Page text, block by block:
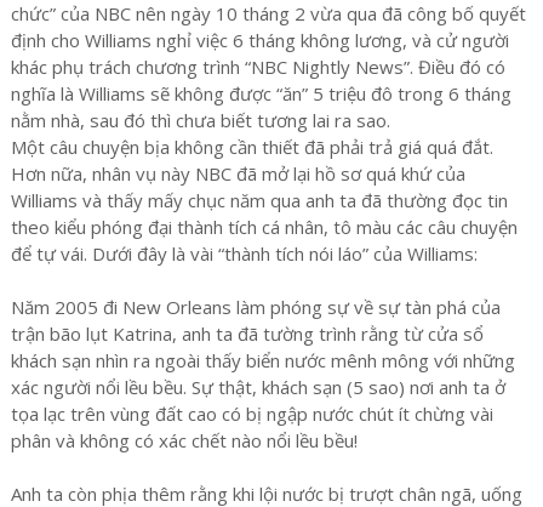
chức” của NBC nên ngày 10 tháng 2 vừa qua đã công bố quyết
định cho Williams nghỉ việc 6 tháng không lương, và cử người
khác phụ trách chương trình “NBC Nightly News”. Điều đó có
nghĩa là Williams sẽ không được “ăn” 5 triệu đô trong 6 tháng
nằm nhà, sau đó thì chưa biết tương lai ra sao.
Một câu chuyện bịa không cần thiết đã phải trả giá quá đắt.
Hơn nữa, nhân vụ này NBC đã mở lại hồ sơ quá khứ của
Williams và thấy mấy chục năm qua anh ta đã thường đọc tin
theo kiểu phóng đại thành tích cá nhân, tô màu các câu chuyện
để tự vái. Dưới đây là vài “thành tích nói láo” của Williams:
Năm 2005 đi New Orleans làm phóng sự về sự tàn phá của
trận bão lụt Katrina, anh ta đã tường trình rằng từ cửa sổ
khách sạn nhìn ra ngoài thấy biển nước mênh mông với những
xác người nổi lều bều. Sự thật, khách sạn (5 sao) nơi anh ta ở
tọa lạc trên vùng đất cao có bị ngập nước chút ít chừng vài
phân và không có xác chết nào nổi lều bều!
Anh ta còn phịa thêm rằng khi lội nước bị trượt chân ngã, uống